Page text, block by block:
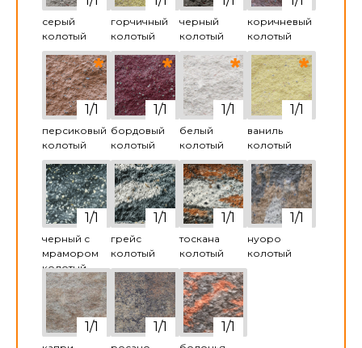
серый
колотый
горчичный
колотый
черный
колотый
коричневый
колотый
персиковый
колотый
бордовый
колотый
белый
колотый
ваниль
колотый
черный с
мрамором
колотый
грейс
колотый
тоскана
колотый
нуоро
колотый